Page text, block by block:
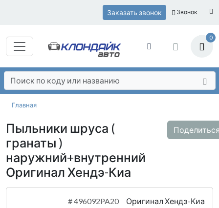
Заказать звонок Звонок
0
Главная
Пыльники шруса (
гранаты )
наружний+внутренний
Оригинал Хендэ-Киа
#496092PA20 Оригинал Хендэ-Киа